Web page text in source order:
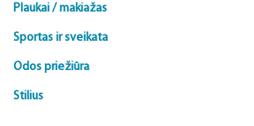
Plaukai / makiažas
Sportas ir sveikata
Odos priežiūra
Stilius